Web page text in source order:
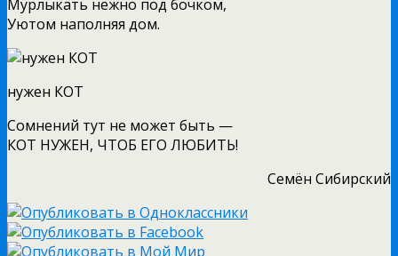
Мурлыкать нежно под бочком,
Уютом наполняя дом.
нужен КОТ
Сомнений тут не может быть —
КОТ НУЖЕН, ЧТОБ ЕГО ЛЮБИТЬ!
Семён Сибирский